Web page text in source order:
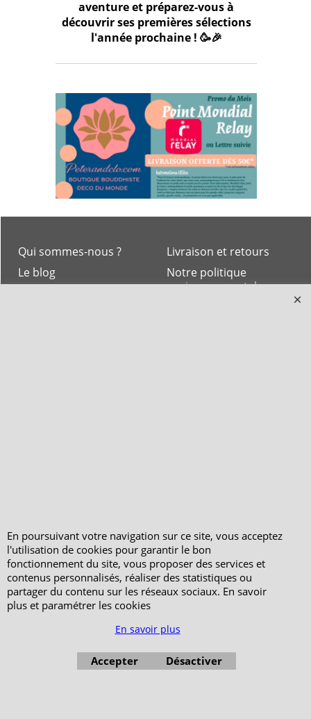
aventure et préparez-vous à
découvrir ses premières sélections
l'année prochaine ! 🥳🎉
Livraison et retours
Notre politique
environnementale
Qui sommes-nous ?
Le blog
En poursuivant votre navigation sur ce site, vous acceptez
l'utilisation de cookies pour garantir le bon
fonctionnement du site, vous proposer des services et
contenus personnalisés, réaliser des statistiques ou
partager du contenu sur les réseaux sociaux. En savoir
plus et paramétrer les cookies
En savoir plus
Accepter Désactiver